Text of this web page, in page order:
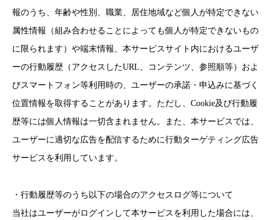
報のうち、年齢や性別、職業、居住地域など個人が特定できない
属性情報（組み合わせることによっても個人が特定できないもの
に限られます）や端末情報、本サービスサイト内におけるユーザ
ーの行動履歴（アクセスしたURL、コンテンツ、参照順等）およ
びスマートフォン等利用時の、ユーザーの承諾・申込みに基づく
位置情報を取得することがあります。ただし、Cookie及び行動履
歴等には個人情報は一切含まれません。また、本サービスでは、
ユーザーに適切な広告を配信するために行動ターゲティング広告
サービスを利用しています。
・行動履歴等のうち以下の場合のアクセスログ等について
当社はユーザーがログインして本サービスを利用した場合には、